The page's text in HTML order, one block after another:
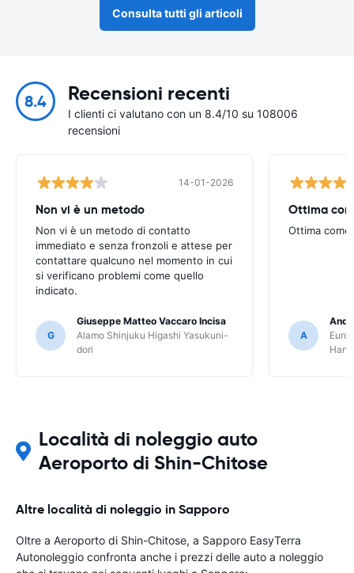
Consulta tutti gli articoli
8.4 Recensioni recenti
I clienti ci valutano con un 8.4/10 su 108006
recensioni
14-01-2026
Non vi è un metodo
Non vi è un metodo di contatto
immediato e senza fronzoli e attese per
contattare qualcuno nel momento in cui
si verificano problemi come quello
indicato.
G
Giuseppe Matteo Vaccaro Incisa
Alamo Shinjuku Higashi Yasukuni-
dori
Ottima
Ottima come
A
Località di noleggio auto
Aeroporto di Shin-Chitose
Altre località di noleggio in Sapporo
Oltre a Aeroporto di Shin-Chitose, a Sapporo EasyTerra
Autonoleggio confronta anche i prezzi delle auto a noleggio